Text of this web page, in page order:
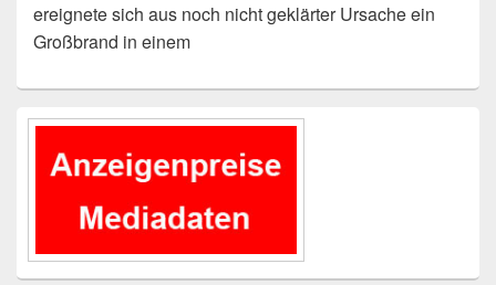
ereignete sich aus noch nicht geklärter Ursache ein
Großbrand in einem
Primärer
Widgetbereich